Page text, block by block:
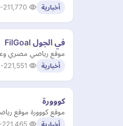
أخبارية 21
في الجول FilGoal
موقع رياضي مصري
أخبارية 22
كووورة
موقع كووورة موقع
أخبارية 22